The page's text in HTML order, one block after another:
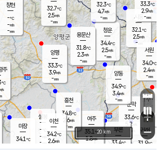
문막
33.6℃
5.2m/s
mm
부론
33.4℃
청운
34.4℃
2.5m/s
-mm
32.3℃
4.7m/s
-mm
여주
35.1℃
1.8m/s
양동
34.9℃
3.4m/s
-mm
주
℃
s
32.7℃
2.5m/s
-mm
창현
-℃
-m/s
-mm
흥천
34.8℃
2.6m/s
-mm
마장
34.1℃
설봉
-
-m/s
- mm
시동
32.1℃
2.5m/s
- mm
귀래
31.9℃
서원
34.0℃
2.4m/s
-mm
용문산
31.8℃
2.3m/s
-mm
33.3℃
2.9m/s
-mm
이천
34.2℃
2.6m/s
양평
33.3℃
3.9m/s
-mm
+
−
20 km